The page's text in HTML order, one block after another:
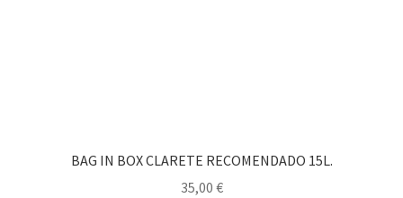
BAG IN BOX CLARETE RECOMENDADO 15L.
35,00 €